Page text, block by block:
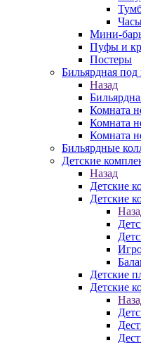
Мини-
Пуфы и
Постеры
Бильярдная
Назад
Комната
Комната
Комната
Бильярдные
Детские
Назад
Детские
Детские
Детские
Детские